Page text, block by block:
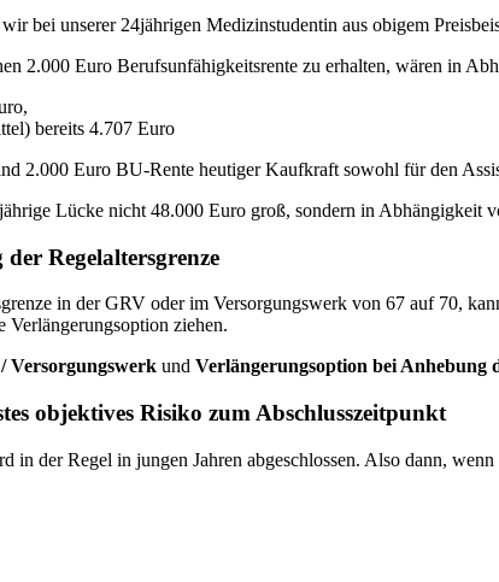
bei unserer 24jährigen Medizinstudentin aus obigem
2.000 Euro Berufsunfähigkeitsrente zu erhalten, wären in
bereits 4.707 Euro
2.000 Euro BU-Rente heutiger Kaufkraft sowohl für den
Lücke nicht 48.000 Euro groß, sondern in Abhängigkeit
Regelaltersgrenze
in der GRV oder im Versorgungswerk von 67 auf 70,
ziehen.
Versorgungswerk undVerlängerungsoption bei Anhebung
objektives Risiko zum Abschlusszeitpunkt
in der Regel in jungen Jahren abgeschlossen. Also dann,